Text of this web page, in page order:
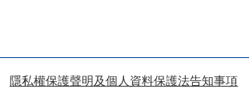
隱私權保護聲明及個人資料保護法告知事項